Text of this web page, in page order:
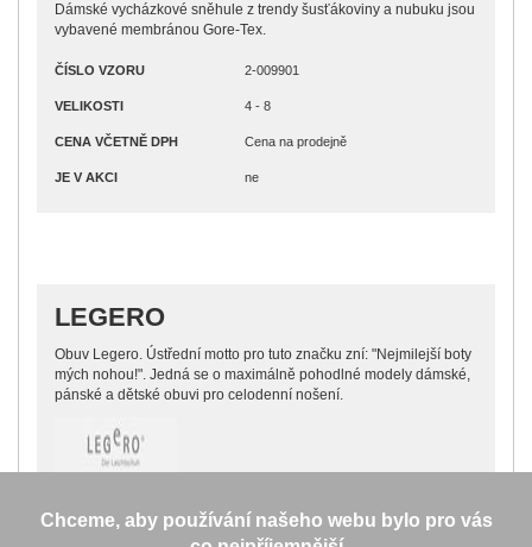
Dámské vycházkové sněhule z trendy šusťákoviny a nubuku jsou
vybavené membránou Gore-Tex.
ČÍSLO VZORU
VELIKOSTI
CENA VČETNĚ DPH
JE V AKCI
2-009901
4 - 8
Cena na prodejně
ne
LEGERO
Obuv Legero. Ústřední motto pro tuto značku zní: "Nejmilejší boty
mých nohou!". Jedná se o maximálně pohodlné modely dámské,
pánské a dětské obuvi pro celodenní nošení.
Chceme, aby používání našeho webu bylo pro vás